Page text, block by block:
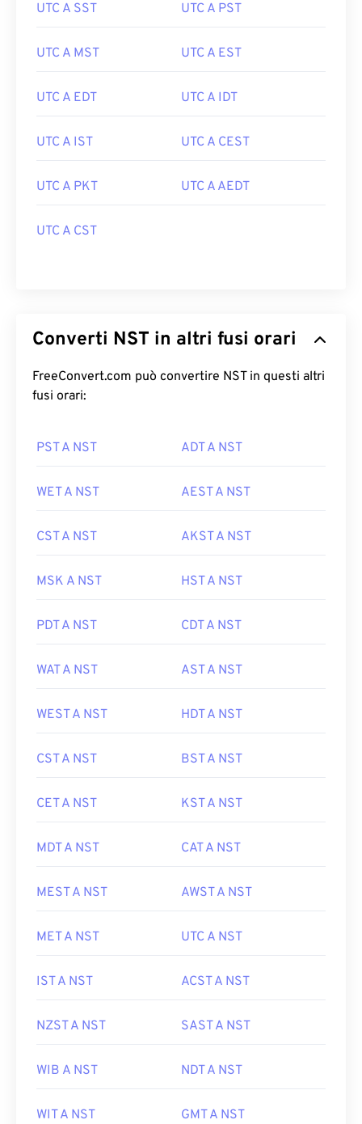
UTC A SST UTC A PST
UTC A MST UTC A EST
UTC A EDT UTC A IDT
UTC A IST UTC A CEST
UTC A PKT UTC A AEDT
UTC A CST
Converti NST in altri fusi orari
FreeConvert.com può convertire NST in questi altri
fusi orari:
PST A NST ADT A NST
WET A NST AEST A NST
CST A NST AKST A NST
MSK A NST HST A NST
PDT A NST CDT A NST
WAT A NST AST A NST
WEST A NST HDT A NST
CST A NST BST A NST
CET A NST KST A NST
MDT A NST CAT A NST
MEST A NST AWST A NST
MET A NST UTC A NST
IST A NST ACST A NST
NZST A NST SAST A NST
WIB A NST NDT A NST
WIT A NST GMT A NST